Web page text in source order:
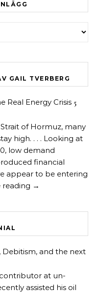
GAIL TVERBERG
Real Energy Crisis 5
of Hormuz, many
high. . . . Looking at
low demand
financial
appear to be entering
reading →
Debitism, and the next
at un-
assisted his oil